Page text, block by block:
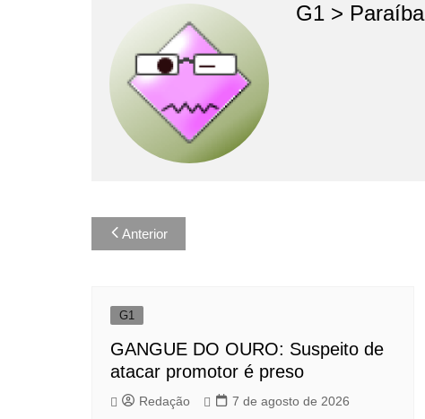
G1 > Paraíba
Navegação
de
Anterior
G1
GANGUE DO OURO: Suspeito de
atacar promotor é preso
Redação 7 de agosto de 2026